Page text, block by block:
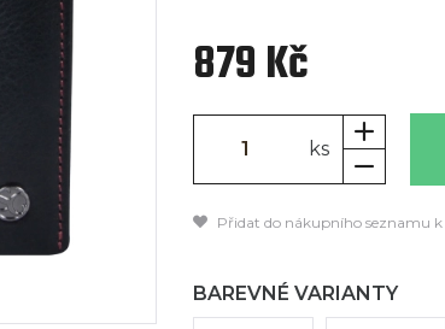
879 Kč
ks
Přidat do nákupního seznamu
BAREVNÉ VARIANTY